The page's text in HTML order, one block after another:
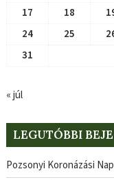
17
18
24
25
31
« júl
LEGUTÓBBI
Pozsonyi Koronázási